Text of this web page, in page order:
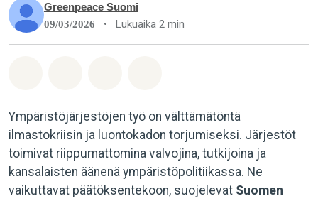
Greenpeace Suomi
09/03/2026 • Lukuaika 2 min
Ympäristöjärjestöjen työ on välttämätöntä
ilmastokriisin ja luontokadon torjumiseksi. Järjestöt
toimivat riippumattomina valvojina, tutkijoina ja
kansalaisten äänenä ympäristöpolitiikassa. Ne
vaikuttavat päätöksentekoon, suojelevat Suomen